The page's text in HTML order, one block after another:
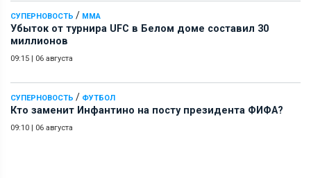
СУПЕРНОВОСТЬ / ММА
Убыток от турнира UFC в Белом доме составил 30
миллионов
09:15 | 06 августа
СУПЕРНОВОСТЬ / ФУТБОЛ
Кто заменит Инфантино на посту президента ФИФА?
09:10 | 06 августа